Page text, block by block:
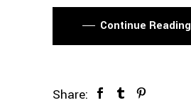
Continue Reading
Share: